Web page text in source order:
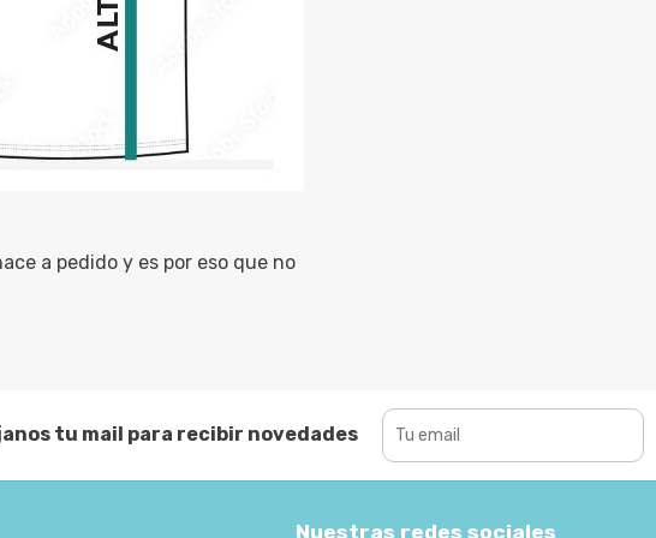
a pedido y es por eso que no
tu mail para recibir novedades
Nuestras redes sociales